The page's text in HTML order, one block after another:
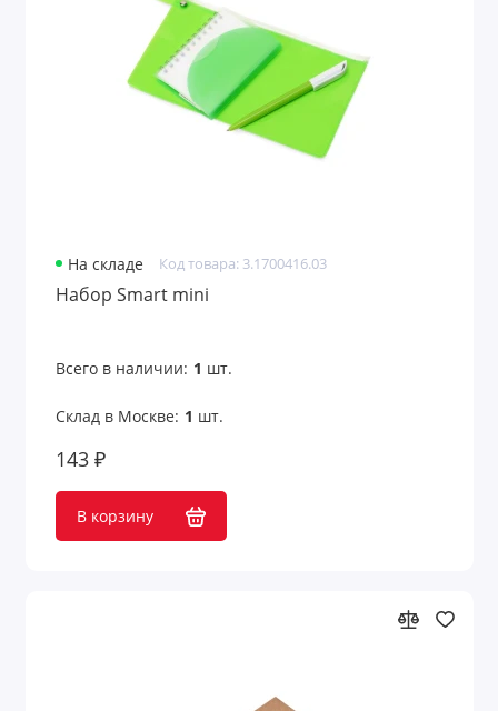
На складе Код товара: 3.1700416.03
Набор Smart mini
Всего в наличии: 1 шт.
Склад в Москве: 1 шт.
143 ₽
В корзину